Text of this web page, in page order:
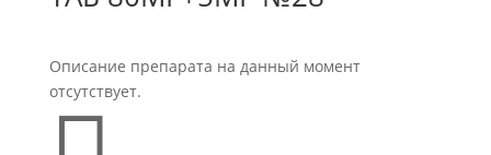
Описание препарата на данный момент
отсутствует.